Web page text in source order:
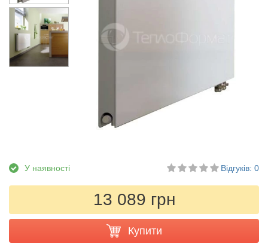
У наявності Відгуків: 0
13 089 грн
Купити